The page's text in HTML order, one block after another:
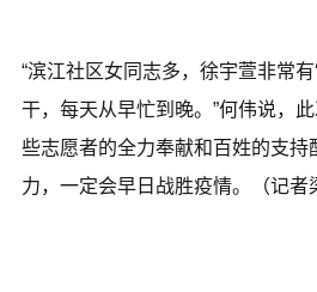
“滨江社区女同志多，徐宇萱非常有
干，每天从早忙到晚。”何伟说，
些志愿者的全力奉献和百姓的支持
力，一定会早日战胜疫情。（记者